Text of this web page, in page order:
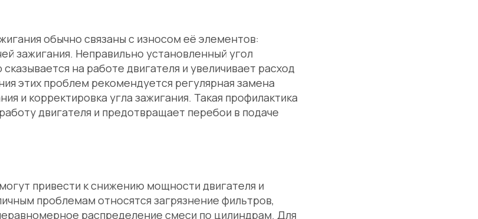
обычно связаны с износом её элементов:
зажигания. Неправильно установленный угол
на работе двигателя и увеличивает расход
этих проблем рекомендуется регулярная замена
и корректировка угла зажигания. Такая профилактика
двигателя и предотвращает перебои в подаче
привести к снижению мощности двигателя и
проблемам относятся загрязнение фильтров,
распределение смеси по цилиндрам. Для